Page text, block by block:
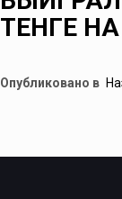
ТЕНГЕ
Опубликовано в